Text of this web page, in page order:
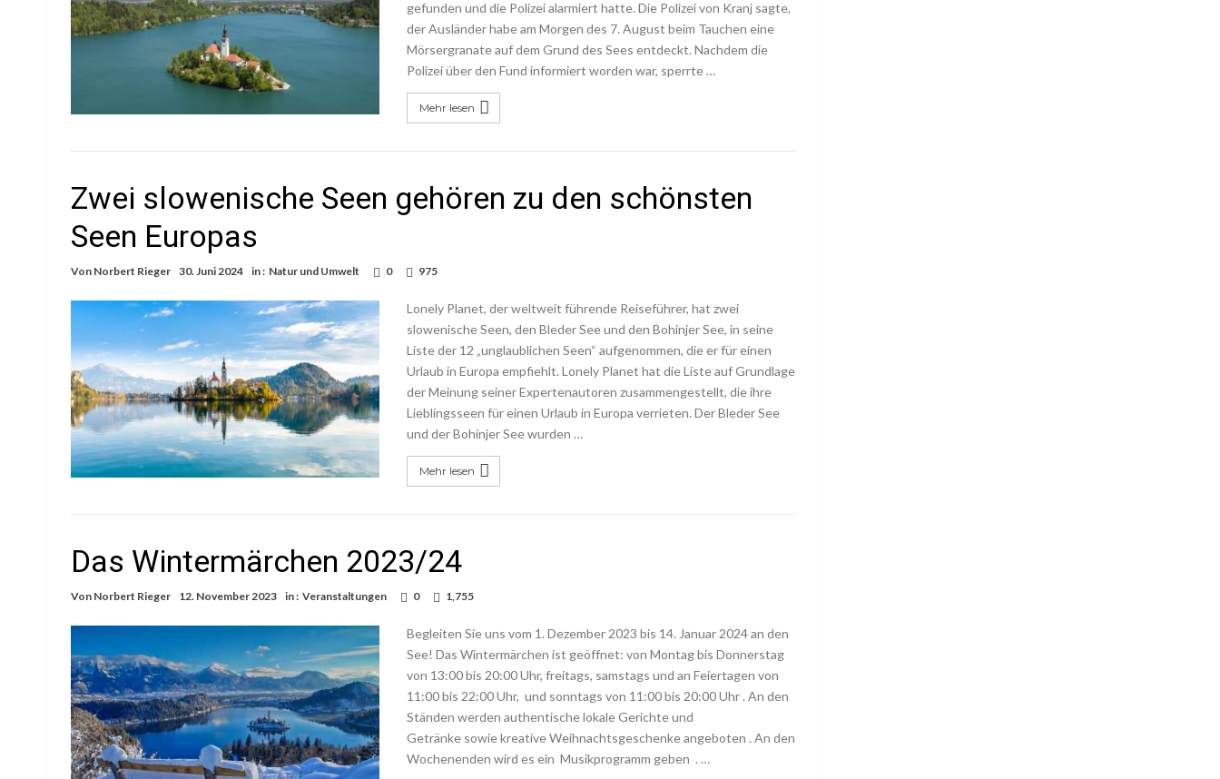
gefunden und die Polizei alarmiert hatte. Die Polizei von Kranj sagte,
der Ausländer habe am Morgen des 7. August beim Tauchen eine
Mörsergranate auf dem Grund des Sees entdeckt. Nachdem die
Polizei über den Fund informiert worden war, sperrte …
Mehr lesen
Zwei slowenische Seen gehören zu den schönsten
Seen Europas
Von Norbert Rieger 30. Juni 2024 in : Natur und Umwelt 0 975
Lonely Planet, der weltweit führende Reiseführer, hat zwei
slowenische Seen, den Bleder See und den Bohinjer See, in seine
Liste der 12 „unglaublichen Seen“ aufgenommen, die er für einen
Urlaub in Europa empfiehlt. Lonely Planet hat die Liste auf Grundlage
der Meinung seiner Expertenautoren zusammengestellt, die ihre
Lieblingsseen für einen Urlaub in Europa verrieten. Der Bleder See
und der Bohinjer See wurden …
Mehr lesen
Das Wintermärchen 2023/24
Von Norbert Rieger 12. November 2023 in : Veranstaltungen 0 1,755
Begleiten Sie uns vom 1. Dezember 2023 bis 14. Januar 2024 an den
See! Das Wintermärchen ist geöffnet: von Montag bis Donnerstag
von 13:00 bis 20:00 Uhr, freitags, samstags und an Feiertagen von
11:00 bis 22:00 Uhr, und sonntags von 11:00 bis 20:00 Uhr . An den
Ständen werden authentische lokale Gerichte und
Getränke sowie kreative Weihnachtsgeschenke angeboten . An den
Wochenenden wird es ein Musikprogramm geben . …